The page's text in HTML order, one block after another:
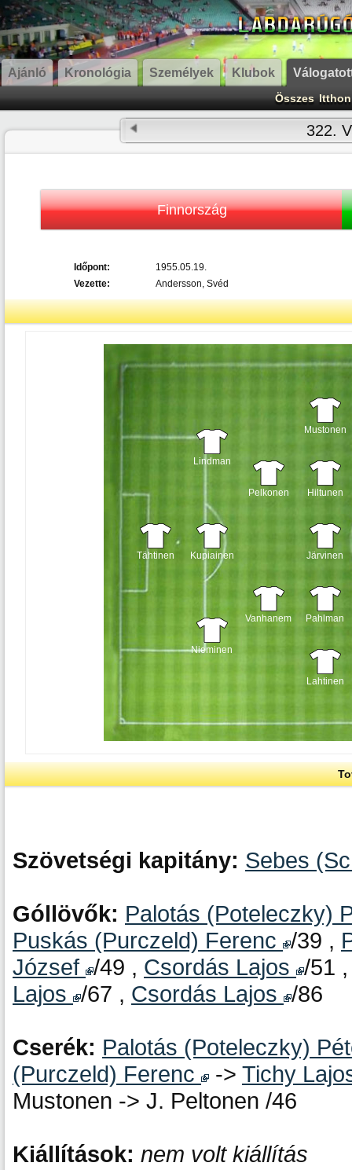
Ajánló Kronológia Személyek Klubok
Összes Itthon
322.
Finnország
Időpont:
1955.05.19.
Vezette:
Andersson, Svéd
Tähtinen
Lindman
Kupiainen
Nieminen
Pelkonen
Vanhanem
Mustonen
Hiltunen
Järvinen
Pahlman
Lahtinen
Szövetségi kapitány: Sebes
Góllövők: Palotás (Poteleczky)
Puskás (Purczeld) Ferenc /39 ,
József /49 , Csordás Lajos /51
Lajos /67 , Csordás Lajos /86
Cserék: Palotás (Poteleczky)
(Purczeld) Ferenc
-> Tichy
Mustonen -> J. Peltonen /46
Kiállítások: nem volt kiállítás